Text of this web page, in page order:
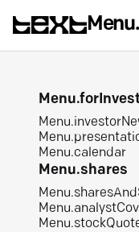
Menu.calendar
Menu.shares